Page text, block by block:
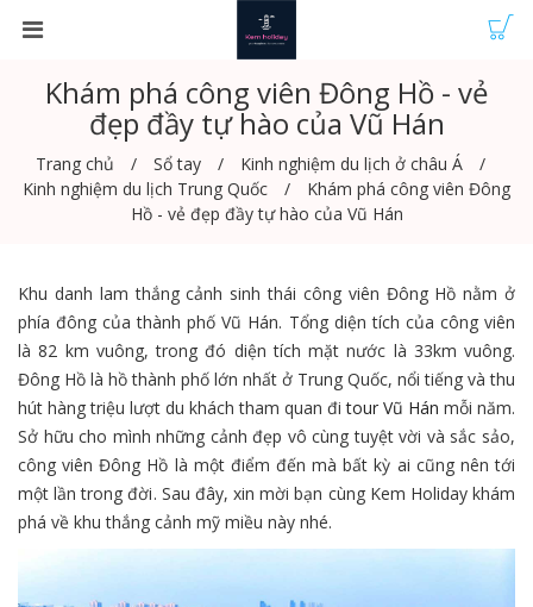
Khám phá công viên Đông Hồ - vẻ
đẹp đầy tự hào của Vũ Hán
Trang chủ Sổ tay
Kinh nghiệm du lịch ở châu Á
Kinh nghiệm du lịch Trung Quốc
Khám phá công viên Đông
Hồ - vẻ đẹp đầy tự hào của Vũ Hán
Khu danh lam thắng cảnh sinh thái công viên Đông Hồ nằm ở
phía đông của thành phố Vũ Hán. Tổng diện tích của công viên
là 82 km vuông, trong đó diện tích mặt nước là 33km vuông.
Đông Hồ là hồ thành phố lớn nhất ở Trung Quốc, nổi tiếng và thu
hút hàng triệu lượt du khách tham quan đitour Vũ Hán mỗi năm.
Sở hữu cho mình những cảnh đẹp vô cùng tuyệt vời và sắc sảo,
công viên Đông Hồ là một điểm đến mà bất kỳ ai cũng nên tới
một lần trong đời. Sau đây, xin mời bạn cùng Kem Holiday khám
phá về khu thắng cảnh mỹ miều này nhé.